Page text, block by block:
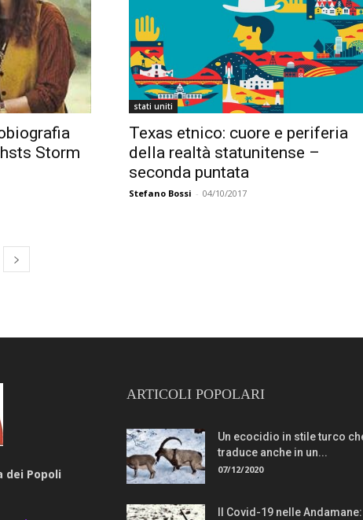
Storm
stati uniti
Texas etnico: cuore e periferia
della realtà statunitense –
seconda puntata
Stefano Bossi - 04/10/2017
dei Popoli
ARTICOLI POPOLARI
Un ecocidio in stile turco
traduce anche in un...
07/12/2020
Il Covid-19 nelle Andamane: